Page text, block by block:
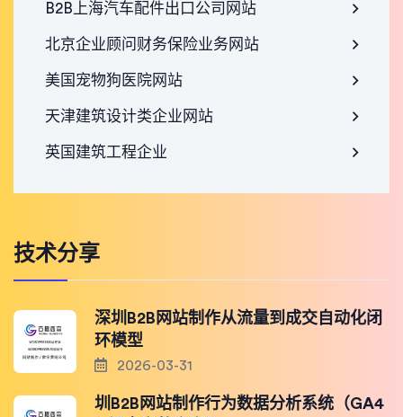
B2B上海汽车配件出口公司网站
北京企业顾问财务保险业务网站
美国宠物狗医院网站
天津建筑设计类企业网站
英国建筑工程企业
技术分享
深圳B2B网站制作从流量到成交自动化闭
环模型
2026-03-31
圳B2B网站制作行为数据分析系统（GA4